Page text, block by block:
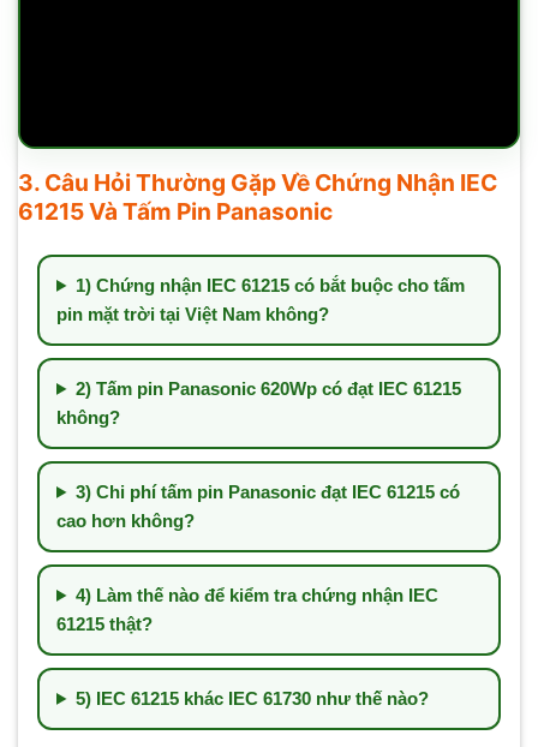
3. Câu Hỏi Thường Gặp Về Chứng Nhận IEC
61215 Và Tấm Pin Panasonic
1) Chứng nhận IEC 61215 có bắt buộc cho tấm
pin mặt trời tại Việt Nam không?
2) Tấm pin Panasonic 620Wp có đạt IEC 61215
không?
3) Chi phí tấm pin Panasonic đạt IEC 61215 có
cao hơn không?
4) Làm thế nào để kiểm tra chứng nhận IEC
61215 thật?
5) IEC 61215 khác IEC 61730 như thế nào?